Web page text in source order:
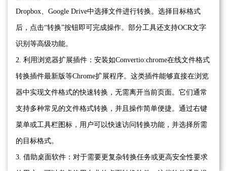
Dropbox、Google Drive中选择文件进行转换。选择目标格式
后，点击“转换”按钮即可完成操作。部分工具还支持OCR文字
识别等高级功能。
2. 利用浏览器扩展插件：安装如Convertio:chrome在线文件格式
转换插件最新版等Chrome扩展程序。这类插件能够直接在浏览
器中实现文件格式的快速转换，无需离开当前页面。它们通常
支持多种常见的文件格式转换，并且操作简单便捷。通过右键
菜单或工具栏图标，用户可以快速访问转换功能，并选择所需
的目标格式。
3. 借助桌面软件：对于需要更复杂转换任务或更高安全性要求